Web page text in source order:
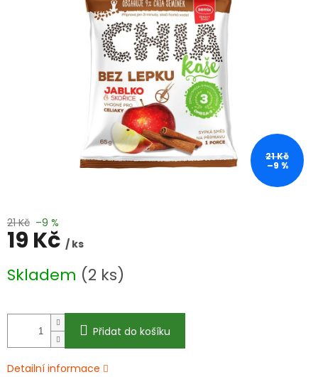
21 Kč
–9 %
21 Kč –9 %
19 Kč / ks
cena:
Skladem (2 ks)
Přidat do košíku
Detailní informace